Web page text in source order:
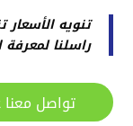
تنويه
راسلنا لمعرفة
تواصل